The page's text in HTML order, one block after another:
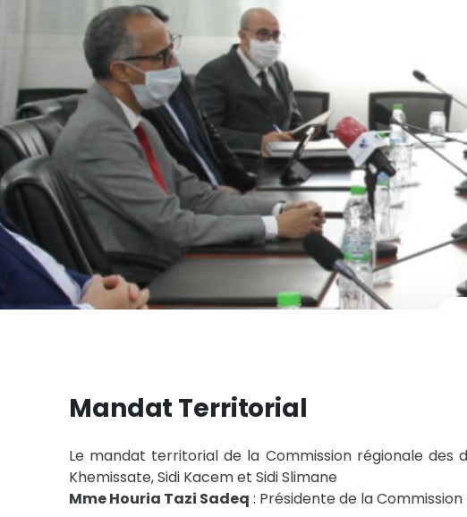
Mandat Territorial
Le mandat territorial de la Commission régionale des
Khemissate, Sidi Kacem et Sidi Slimane
Mme Houria Tazi Sadeq : Présidente de la